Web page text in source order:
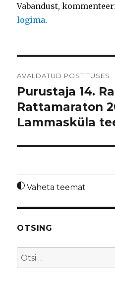
Vabandust,
logima.
AVALDATUD POSTITUSES
Purustaja 14.
Rattamaraton
Lammasküla
Vaheta teemat
OTSING
Otsi: